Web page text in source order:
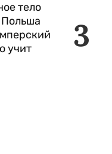
3
тело
Польша
учит